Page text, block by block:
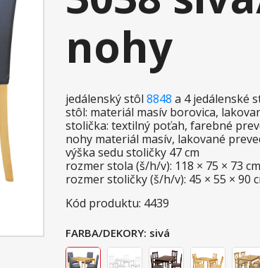
nohy
jedálenský stôl 8848 a 4 jedálenské
stôl: materiál masív borovica,
stolička: textilný poťah, farebné
nohy materiál masív, lakované
výška sedu stoličky 47 cm
rozmer stola (š/h/v): 118 × 75 × 73 cm
rozmer stoličky (š/h/v): 45 × 55 × 90
Kód produktu: 4439
FARBA/DEKORY: sivá